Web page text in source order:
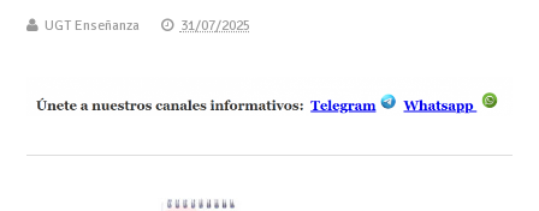
UGT Enseñanza 31/07/2025